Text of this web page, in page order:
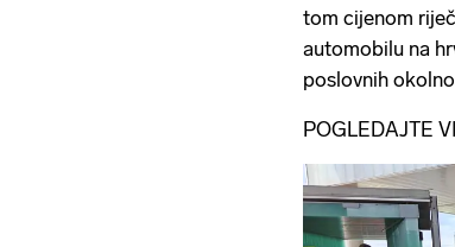
tom cijenom
automobilu na
poslovnih
POGLEDAJTE